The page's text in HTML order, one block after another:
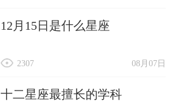
12月15日是什么星座
08月07日
2307
十二星座最擅长的学科